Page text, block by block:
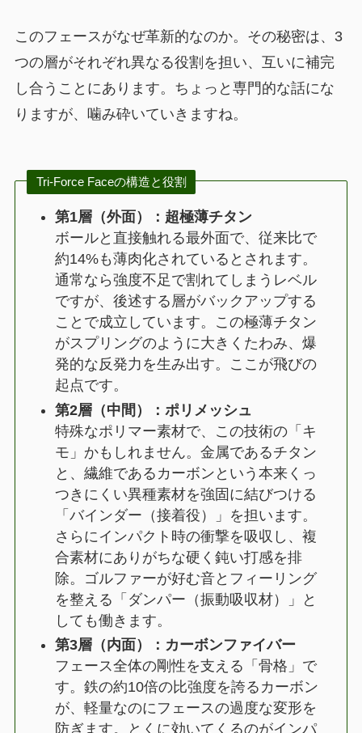
このフェースがなぜ革新的なのか。その秘密は、3
つの層がそれぞれ異なる役割を担い、互いに補完
し合うことにあります。ちょっと専門的な話にな
りますが、噛み砕いていきますね。
Tri-Force Faceの構造と役割
第1層（外面）：超極薄チタン
ボールと直接触れる最外面で、従来比で
約14%も薄肉化されているとされます。
通常なら強度不足で割れてしまうレベル
ですが、後述する層がバックアップする
ことで成立しています。この極薄チタン
がスプリングのように大きくたわみ、爆
発的な反発力を生み出す。ここが飛びの
起点です。
第2層（中間）：ポリメッシュ
特殊なポリマー素材で、この技術の「キ
モ」かもしれません。金属であるチタン
と、繊維であるカーボンという本来くっ
つきにくい異種素材を強固に結びつける
「バインダー（接着役）」を担います。
さらにインパクト時の衝撃を吸収し、複
合素材にありがちな硬く鈍い打感を排
除。ゴルファーが好む音とフィーリング
を整える「ダンパー（振動吸収材）」と
しても働きます。
第3層（内面）：カーボンファイバー
フェース全体の剛性を支える「骨格」で
す。鉄の約10倍の比強度を誇るカーボン
が、軽量なのにフェースの過度な変形を
防ぎます。とくに効いてくるのがインパ